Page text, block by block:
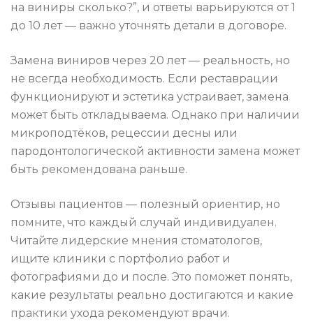
на виниры сколько?”, и ответы варьируются от 1
до 10 лет — важно уточнять детали в договоре.
Замена виниров через 20 лет — реальность, но
не всегда необходимость. Если реставрации
функционируют и эстетика устраивает, замена
может быть откладываема. Однако при наличии
микроподтёков, рецессии десны или
пародонтологической активности замена может
быть рекомендована раньше.
Отзывы пациентов — полезный ориентир, но
помните, что каждый случай индивидуален.
Читайте лидерские мнения стоматологов,
ищите клиники с портфолио работ и
фотографиями до и после. Это поможет понять,
какие результаты реально достигаются и какие
практики ухода рекомендуют врачи.